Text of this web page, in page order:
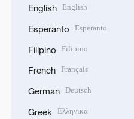
English English
Esperanto Esperanto
Filipino Filipino
French Français
German Deutsch
Greek Ελληνικά